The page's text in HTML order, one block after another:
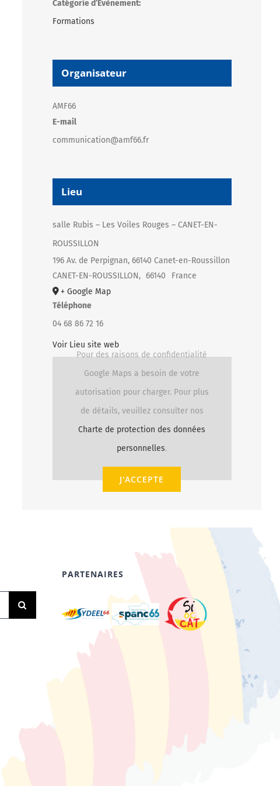
Catégorie d’Évènement:
Formations
Organisateur
AMF66
E-mail
communication@amf66.fr
Lieu
salle Rubis – Les Voiles Rouges – CANET-EN-
ROUSSILLON
196 Av. de Perpignan, 66140 Canet-en-Roussillon
CANET-EN-ROUSSILLON, 66140
France
+ Google Map
Téléphone
04 68 86 72 16
Voir Lieu site web
Pour des raisons de confidentialité
Google Maps a besoin de votre
autorisation pour charger. Pour plus
de détails, veuillez consulter nos
Charte de protection des données
personnelles.
J'ACCEPTE
PARTENAIRES